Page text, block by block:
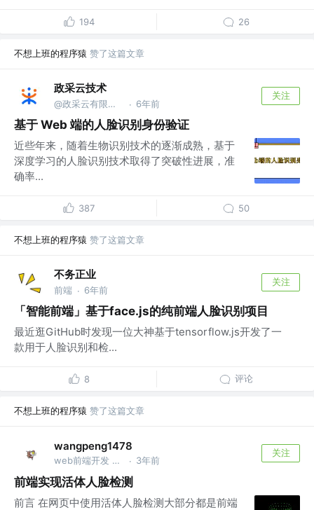
194 26
不想上班的程序猿 赞了这篇文章
政采云技术
@政采云有限公司@政采云技术 · 6年前
关注
基于 Web 端的人脸识别身份验证
近些年来，随着生物识别技术的逐渐成熟，基于
深度学习的人脸识别技术取得了突破性进展，准
确率...
387 50
不想上班的程序猿 赞了这篇文章
不务正业
前端 · 6年前
关注
「智能前端」基于face.js的纯前端人脸识别项目
最近逛GitHub时发现一位大神基于tensorflow.js开发了一
款用于人脸识别和检...
8 评论
不想上班的程序猿 赞了这篇文章
wangpeng1478
web前端开发 @家里蹲 · 3年前
关注
前端实现活体人脸检测
前言 在网页中使用活体人脸检测大部分都是前端